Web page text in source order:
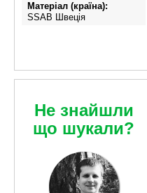
Матеріал (країна)
SSAB Швеція
Не знайшли
що шукали?